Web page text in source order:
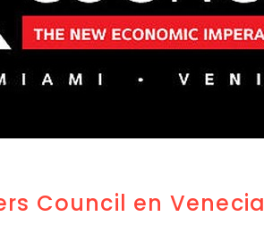
Council en Venecia